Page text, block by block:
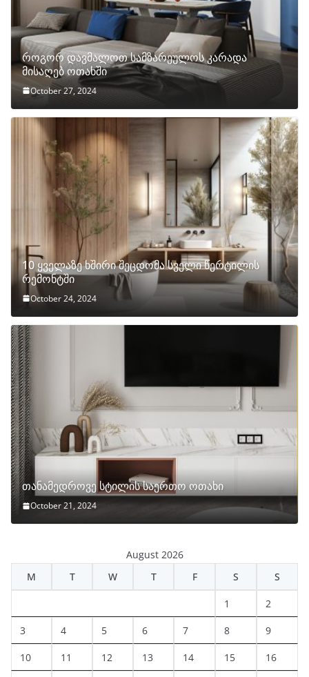
როგორ დავმალოთ სამზარეულოს კარადა
მისაღებ ოთახში
October 27, 2024
10 ყველაზე ხშირი შეცდომა სველი წერტილის
რემონტში
October 24, 2024
თანამედროვე სტილის საერთო ოთახი
October 21, 2024
August 2026
M
T W T F S S
1 2
3 4 5 6 7 8 9
10 11 12 13 14 15 16